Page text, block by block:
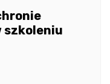
szkoleniu